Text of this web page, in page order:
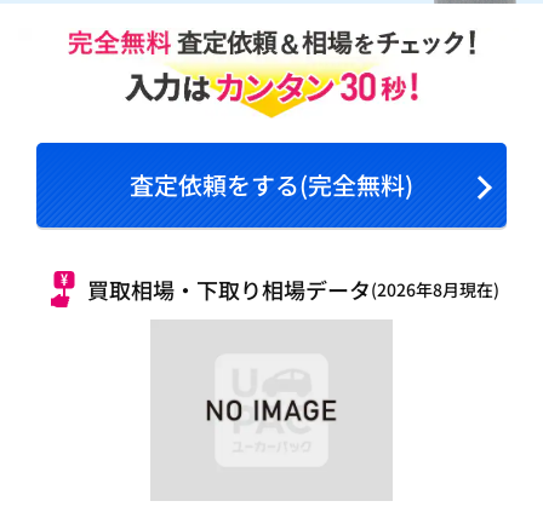
査定依頼をする(完全無料)
買取相場・下取り相場データ(2026年8月現在)